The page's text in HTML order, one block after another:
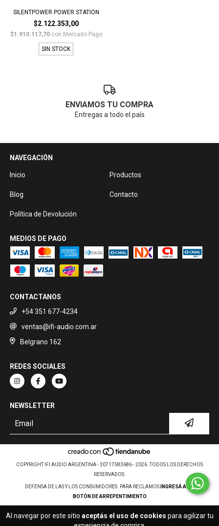
Al navegar por este sitio aceptás el uso de cookies para agilizar tu
SILENTPOWER POWER STATION
$2.122.353,00
$1.910.117,70 con Mercado Pago
SIN STOCK
ENVIAMOS TU COMPRA
Entregas a todo el país
NAVEGACIÓN
Inicio Productos
Blog Contacto
Política de Devolución
MEDIOS DE PAGO
CONTACTANOS
+54 351 677-4234
ventas@ifi-audio.com.ar
Belgrano 162
REDES SOCIALES
NEWSLETTER
COPYRIGHT IFI AUDIO ARGENTINA - 30717583686 - 2026. TODOS LOS DERECHOS
RESERVADOS.
DEFENSA DE LAS Y LOS CONSUMIDORES. PARA RECLAMOS
INGRESÁ ACÁ.
BOTÓN DE ARREPENTIMIENTO